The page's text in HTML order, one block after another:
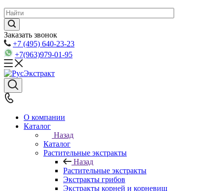
Заказать звонок
+7 (495) 640-23-23
+7(963)979-01-95
О компании
Каталог
Назад
Каталог
Растительные экстракты
Назад
Растительные экстракты
Экстракты грибов
Экстракты корней и корневищ